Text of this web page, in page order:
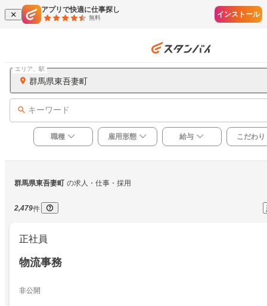
アプリで快適に仕事探し
無料 インストール
群馬県東吾妻町
エリア、駅
キーワード
職種 雇用形態 給与 こだわり
群馬県東吾妻町 の求人・仕事・採用
2,479件
正社員
物流事務
非公開